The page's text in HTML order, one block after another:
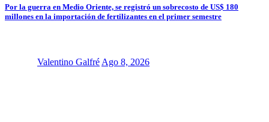
Por la guerra en Medio Oriente, se registró un sobrecosto de US$ 180
millones en la importación de fertilizantes en el primer semestre
Valentino Galfré Ago 8, 2026